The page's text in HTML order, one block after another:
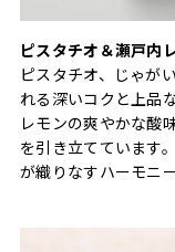
ピスタチオ＆瀬戸内
ピスタチオ、じゃが
れる深いコクと上品
レモンの爽やかな酸
を引き立てています
が織りなすハーモニ